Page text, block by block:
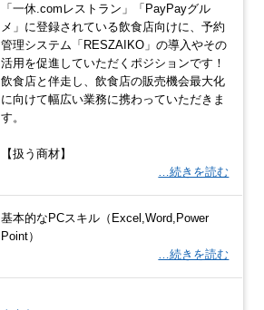
「一休.comレストラン」「PayPayグル
メ」に登録されている飲食店向けに、予約
管理システム「RESZAIKO」の導入やその
活用を促進していただくポジションです！
飲食店と伴走し、飲食店の販売機会最大化
に向けて幅広い業務に携わっていただきま
す。
【扱う商材】
…続きを読む
基本的なPCスキル（Excel,Word,Power
Point）
…続きを読む